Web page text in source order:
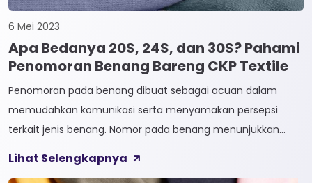
6 Mei 2023
Apa Bedanya 20S, 24S, dan 30S? Pahami
Penomoran Benang Bareng CKP Textile
Penomoran pada benang dibuat sebagai acuan dalam
memudahkan komunikasi serta menyamakan persepsi
terkait jenis benang. Nomor pada benang menunjukkan
penomoran sendiri terbagi menjadi dua, Tidak Langsung dan
Lihat Selengkapnya